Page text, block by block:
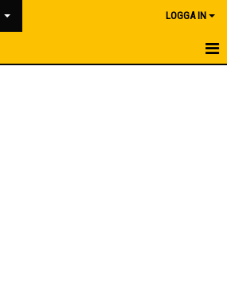
LOGGA IN